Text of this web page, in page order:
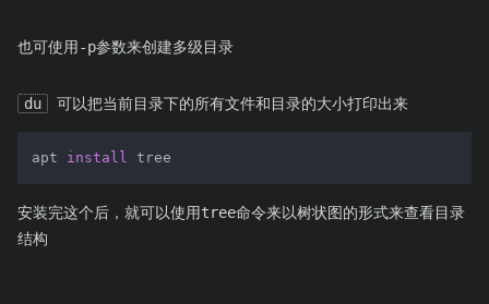
也可使用-p参数来创建多级目录
du 可以把当前目录下的所有文件和目录的大小打印出来
apt install tree
安装完这个后，就可以使用tree命令来以树状图的形式来查看目录
结构